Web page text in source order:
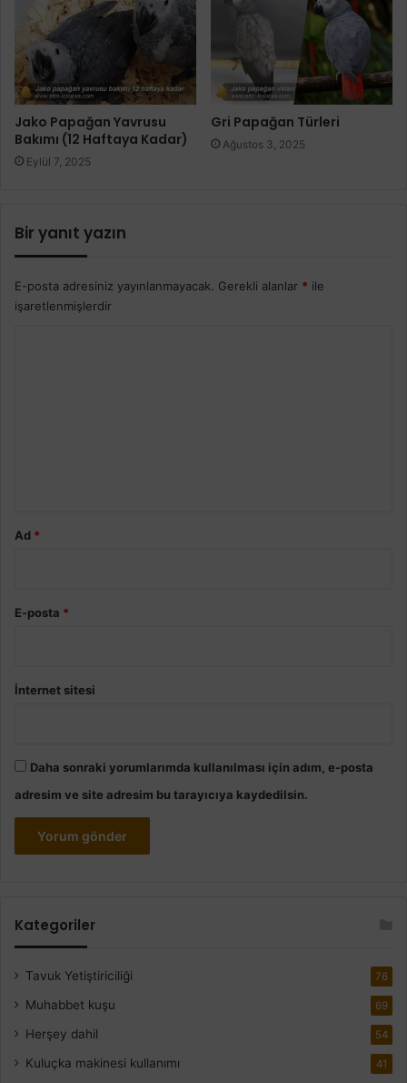
Jako Papağan Yavrusu
Bakımı (12 Haftaya Kadar)
Eylül 7, 2025
Gri Papağan Türleri
Ağustos 3, 2025
Bir yanıt yazın
E-posta adresiniz yayınlanmayacak. Gerekli alanlar * ile
işaretlenmişlerdir
Ad *
E-posta *
İnternet sitesi
Daha sonraki yorumlarımda kullanılması için adım, e-posta
adresim ve site adresim bu tarayıcıya kaydedilsin.
Kategoriler
Tavuk Yetiştiriciliği 76
Muhabbet kuşu 69
Herşey dahil 54
Kuluçka makinesi kullanımı 41